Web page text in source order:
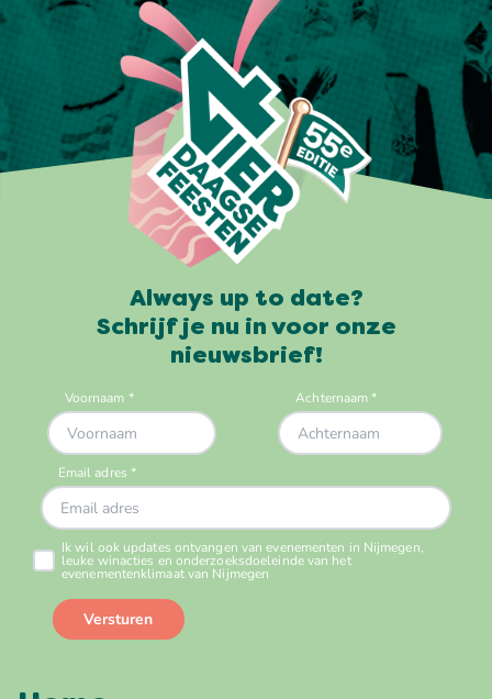
Always up to date?
Schrijf je nu in voor onze
nieuwsbrief!